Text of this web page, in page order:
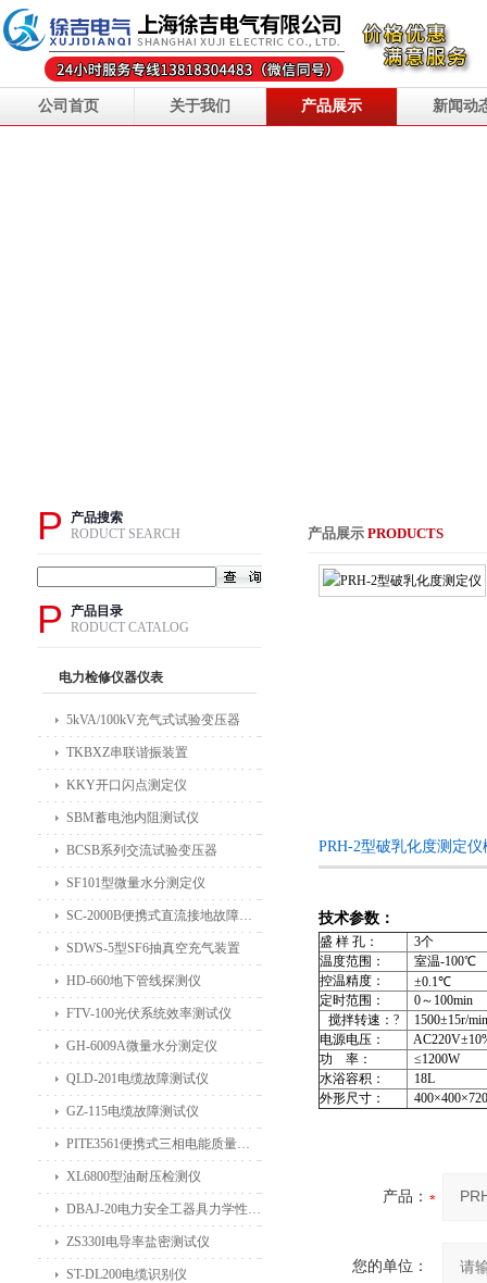
公司首页 关于我们 产品展示 新闻动
产品展示 PRODUCTS
PRH-2型破乳化度测定仪
技术参数：
盛 样 孔：
3个
温度范围：
室温-100℃
控温精度：
±0.1℃
定时范围：
0～100min
搅拌转速：?
1500±15r/min
电源电压：
功 率：
≤1200W
水浴容积：
18L
外形尺寸：
产品：
您的单位：
P
产品搜索
RODUCT SEARCH
P
产品目录
RODUCT CATALOG
电力检修仪器仪表
5kVA/100kV充气式试验变压器
TKBXZ串联谐振装置
KKY开口闪点测定仪
SBM蓄电池内阻测试仪
BCSB系列交流试验变压器
SF101型微量水分测定仪
SC-2000B便携式直流接地故障检测仪
SDWS-5型SF6抽真空充气装置
HD-660地下管线探测仪
FTV-100光伏系统效率测试仪
GH-6009A微量水分测定仪
QLD-201电缆故障测试仪
GZ-115电缆故障测试仪
PITE3561便携式三相电能质量分析仪
XL6800型油耐压检测仪
DBAJ-20电力安全工器具力学性能试验机
ZS330I电导率盐密测试仪
ST-DL200电缆识别仪